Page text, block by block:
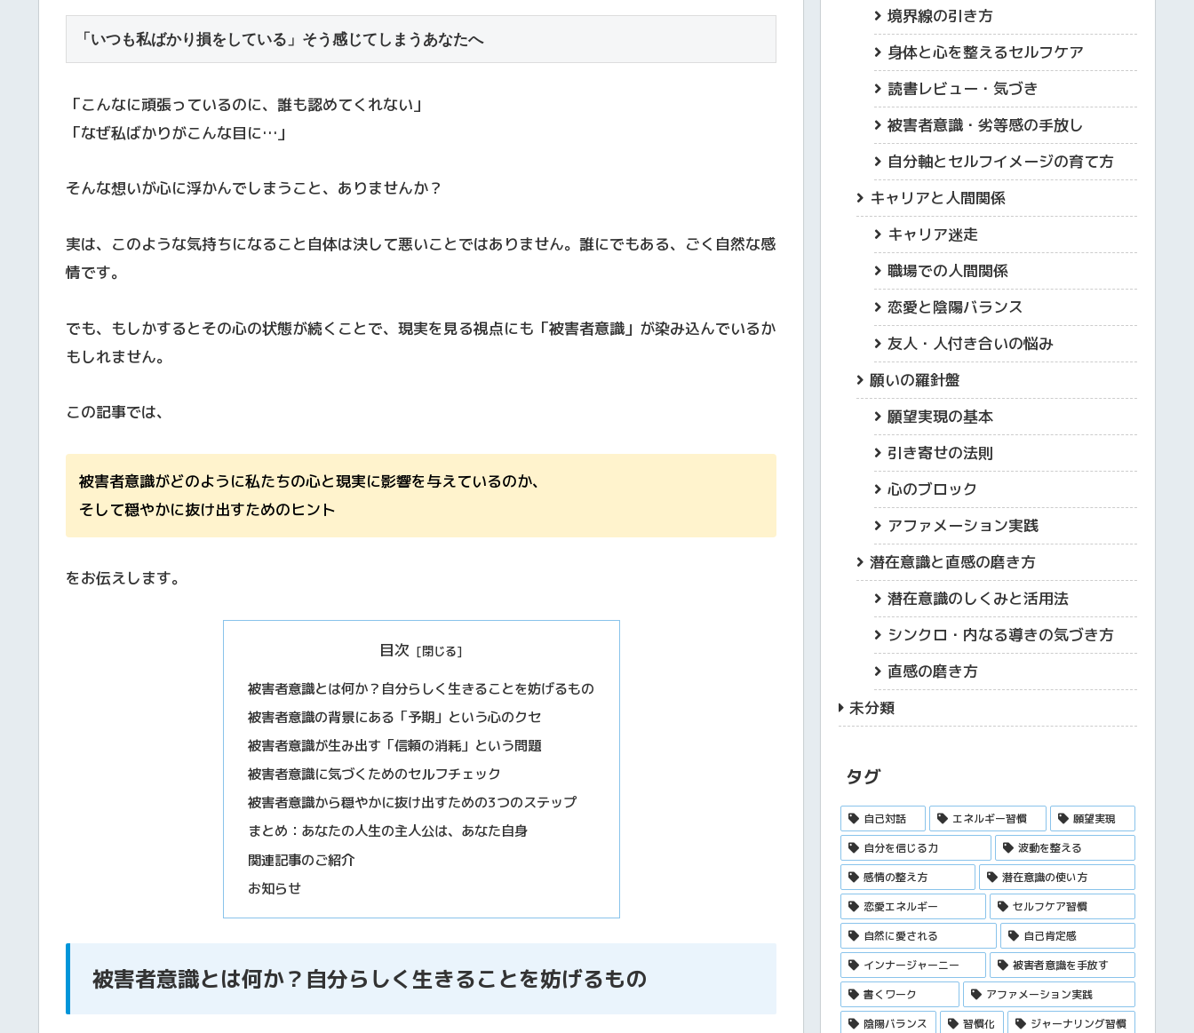
「いつも私ばかり損をしている」そう感じてしまうあなたへ
「こんなに頑張っているのに、誰も認めてくれない」
「なぜ私ばかりがこんな目に…」
そんな想いが心に浮かんでしまうこと、ありませんか？
実は、このような気持ちになること自体は決して悪いことではありません。誰にでもある、ごく自然な感
情です。
でも、もしかするとその心の状態が続くことで、現実を見る視点にも「被害者意識」が染み込んでいるか
もしれません。
この記事では、
被害者意識がどのように私たちの心と現実に影響を与えているのか、
そして穏やかに抜け出すためのヒント
をお伝えします。
目次
被害者意識とは何か？自分らしく生きることを妨げるもの
被害者意識の背景にある「予期」という心のクセ
被害者意識が生み出す「信頼の消耗」という問題
被害者意識に気づくためのセルフチェック
被害者意識から穏やかに抜け出すための3つのステップ
まとめ：あなたの人生の主人公は、あなた自身
関連記事のご紹介
お知らせ
被害者意識とは何か？自分らしく生きることを妨げるもの
境界線の引き方
身体と心を整えるセルフケア
読書レビュー・気づき
被害者意識・劣等感の手放し
自分軸とセルフイメージの育て方
キャリアと人間関係
キャリア迷走
職場での人間関係
恋愛と陰陽バランス
友人・人付き合いの悩み
願いの羅針盤
願望実現の基本
引き寄せの法則
心のブロック
アファメーション実践
潜在意識と直感の磨き方
潜在意識のしくみと活用法
シンクロ・内なる導きの気づき方
直感の磨き方
未分類
タグ
自己対話 エネルギー習慣
願望実現
自分を信じる力
波動を整える
感情の整え方
潜在意識の使い方
恋愛エネルギー
セルフケア習慣
自然に愛される
自己肯定感
インナージャーニー
被害者意識を手放す
書くワーク
アファメーション実践
陰陽バランス
習慣化
ジャーナリング習慣